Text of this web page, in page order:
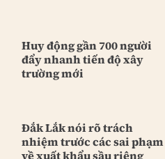
Huy động gần 700 người
đẩy nhanh tiến độ xây
trường mới
Đắk Lắk nói rõ trách
nhiệm trước các sai phạm
về xuất khẩu sầu riêng